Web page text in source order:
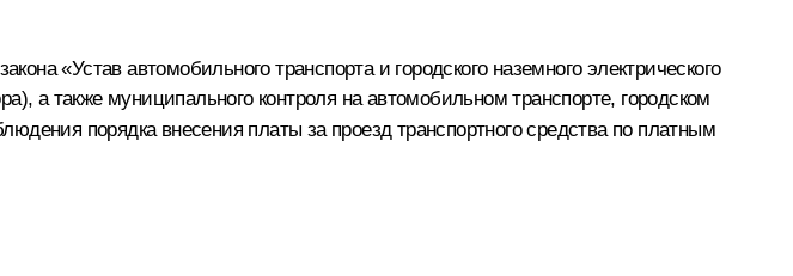
«Устав автомобильного транспорта и городского наземного электрического
а также муниципального контроля на автомобильном транспорте, городском
порядка внесения платы за проезд транспортного средства по платным